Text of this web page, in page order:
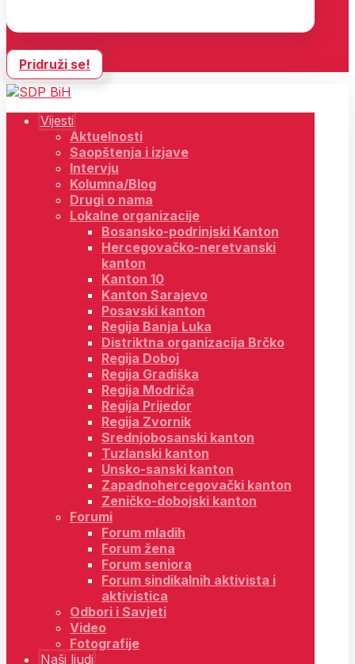
Pridruži se!
Vijesti
Aktuelnosti
Saopštenja i izjave
Intervju
Kolumna/Blog
Drugi o nama
Lokalne organizacije
Bosansko-podrinjski Kanton
Hercegovačko-neretvanski
kanton
Kanton 10
Kanton Sarajevo
Posavski kanton
Regija Banja Luka
Distriktna organizacija Brčko
Regija Doboj
Regija Gradiška
Regija Modriča
Regija Prijedor
Regija Zvornik
Srednjobosanski kanton
Tuzlanski kanton
Unsko-sanski kanton
Zapadnohercegovački kanton
Zeničko-dobojski kanton
Forumi
Forum mladih
Forum žena
Forum seniora
Forum sindikalnih aktivista i
aktivistica
Odbori i Savjeti
Video
Fotografije
Naši ljudi